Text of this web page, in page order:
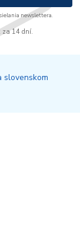
newslettera.
za 14 dní.